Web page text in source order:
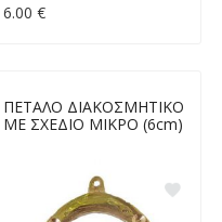
6.00 €
ΠΕΤΑΛΟ ΔΙΑΚΟΣΜΗΤΙΚΟ
ΜΕ ΣΧΕΔΙΟ ΜΙΚΡΟ (6cm)